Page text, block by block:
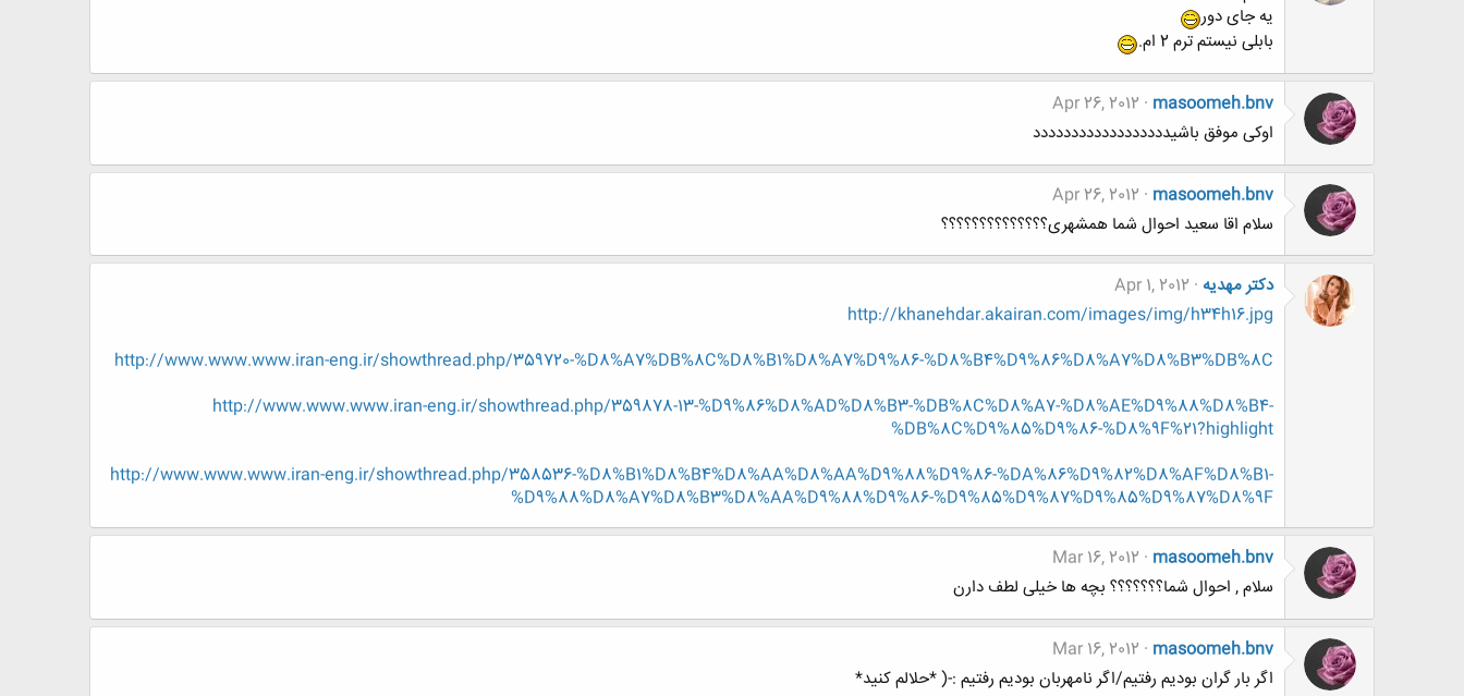
یه جای دور
بابلی نیستم ترم 2 ام.
masoomeh.bnv
Apr 26, 2012
اوکی موفق باشیدددددددددددددددددد
masoomeh.bnv
Apr 26, 2012
سلام اقا سعید احوال شما همشهری؟؟؟؟؟؟؟؟؟؟؟؟؟؟
دکتر مهدیه Apr 1, 2012
http://khanehdar.akairan.com/images/img/h34h16.jpg
http://www.www.www.iran-eng.ir/showthread.php/359720-%D8%A7%DB%8C%D8%B1%D8%A7%D9%86-%D8%B4%D9%86%D8%A7%D8%B3%DB%8C
http://www.www.www.iran-eng.ir/showthread.php/359878-13-%D9%86%D8%AD%D8%B3-%DB%8C%D8%A7-%D8%AE%D9%88%D8%B4-
%DB%8C%D9%85%D9%86-%D8%9F%21?highlight
http://www.www.www.iran-eng.ir/showthread.php/358536-%D8%B1%D8%B4%D8%AA%D8%AA%D9%88%D9%86-%DA%86%D9%82%D8%AF%D8%B1-
%D9%88%D8%A7%D8%B3%D8%AA%D9%88%D9%86-%D9%85%D9%87%D9%85%D9%87%D8%9F
masoomeh.bnv
Mar 16, 2012
سلام , احوال شما؟؟؟؟؟؟؟ بچه ها خیلی لطف دارن
masoomeh.bnv
Mar 16, 2012
اگر بار گران بودیم رفتیم/اگر نامهربان بودیم رفتیم :-( *حلالم کنید*